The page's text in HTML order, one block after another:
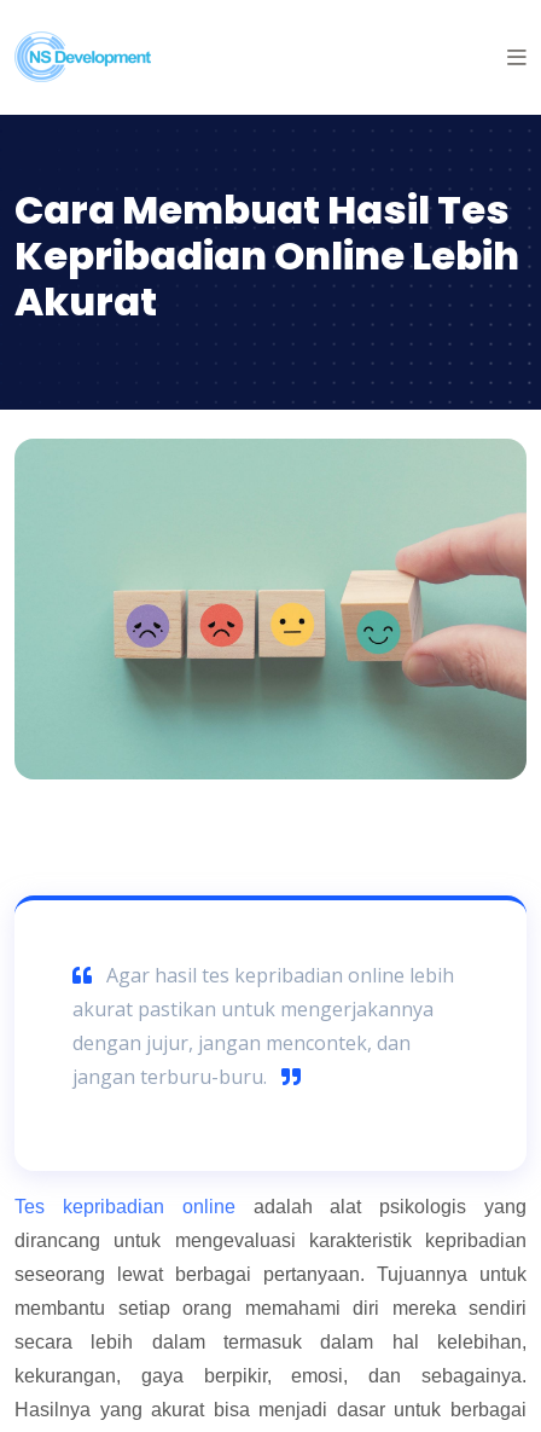
Cara Membuat Hasil Tes
Kepribadian Online Lebih
Akurat
Agar hasil tes kepribadian online lebih
akurat pastikan untuk mengerjakannya
dengan jujur, jangan mencontek, dan
jangan terburu-buru.
Tes kepribadian onlineadalah alat psikologis yang
dirancang untuk mengevaluasi karakteristik kepribadian
seseorang lewat berbagai pertanyaan. Tujuannya untuk
membantu setiap orang memahami diri mereka sendiri
secara lebih dalam termasuk dalam hal kelebihan,
kekurangan, gaya berpikir, emosi, dan sebagainya.
Hasilnya yang akurat bisa menjadi dasar untuk berbagai